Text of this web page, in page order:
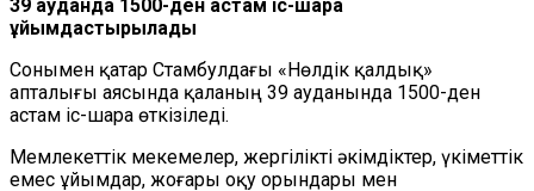
39 ауданда 1500-ден астам іс-шара
ұйымдастырылады
Сонымен қатар Стамбулдағы «Нөлдік қалдық»
апталығы аясында қаланың 39 ауданында 1500-ден
астам іс-шара өткізіледі.
Мемлекеттік мекемелер, жергілікті әкімдіктер, үкіметтік
емес ұйымдар, жоғары оқу орындары мен